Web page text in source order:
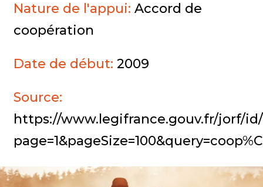
Nature de l'appui:Accord de
coopération
Date de début:2009
Source:
https://www.legifrance.gouv.fr/jorf/id/